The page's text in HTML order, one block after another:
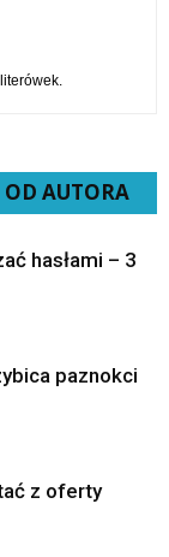
OD AUTORA
hasłami – 3
paznokci
z oferty